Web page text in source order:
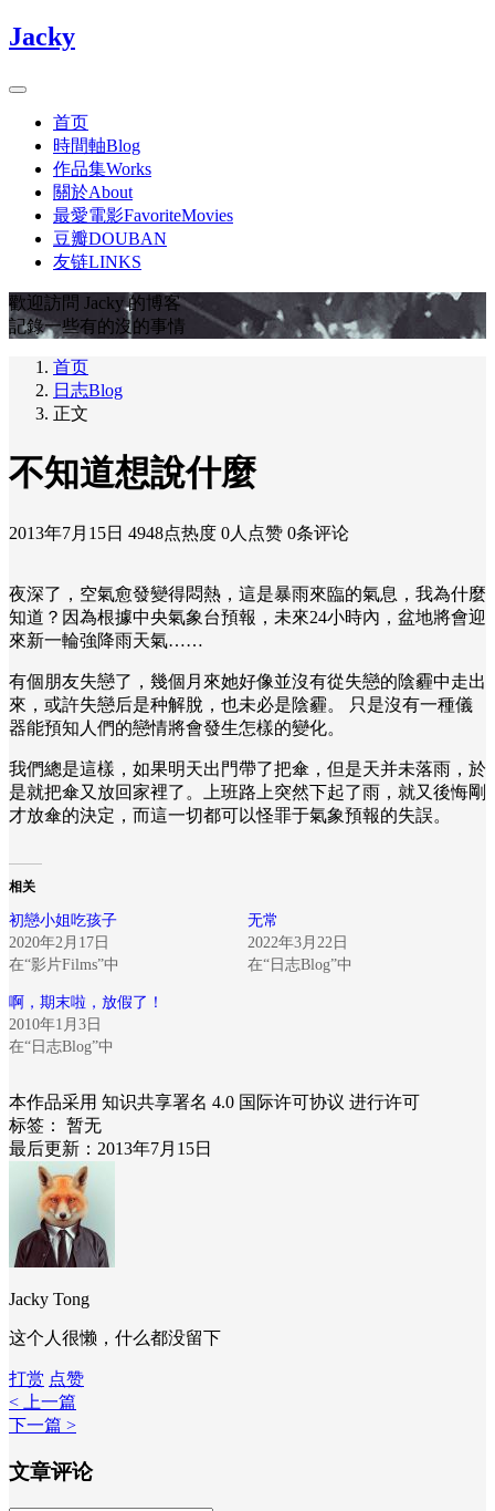
Jacky
首页
時間軸Blog
作品集Works
關於About
最愛電影FavoriteMovies
豆瓣DOUBAN
友链LINKS
歡迎訪問 Jacky 的博客
記錄一些有的沒的事情
首页
日志Blog
正文
不知道想說什麼
2013年7月15日 4948点热度 0人点赞 0条评论
夜深了，空氣愈發變得悶熱，這是暴雨來臨的氣息，我為什麼
知道？因為根據中央氣象台預報，未來24小時內，盆地將會迎
來新一輪強降雨天氣……
有個朋友失戀了，幾個月來她好像並沒有從失戀的陰霾中走出
來，或許失戀后是种解脫，也未必是陰霾。 只是沒有一種儀
器能預知人們的戀情將會發生怎樣的變化。
我們總是這樣，如果明天出門帶了把傘，但是天并未落雨，於
是就把傘又放回家裡了。上班路上突然下起了雨，就又後悔剛
才放傘的決定，而這一切都可以怪罪于氣象預報的失誤。
相关
初戀小姐吃孩子
2020年2月17日
在“影片Films”中
无常
2022年3月22日
在“日志Blog”中
啊，期末啦，放假了！
2010年1月3日
在“日志Blog”中
本作品采用 知识共享署名 4.0 国际许可协议 进行许可
标签：
暂无
最后更新：2013年7月15日
Jacky Tong
这个人很懒，什么都没留下
打赏 点赞
< 上一篇
下一篇 >
文章评论